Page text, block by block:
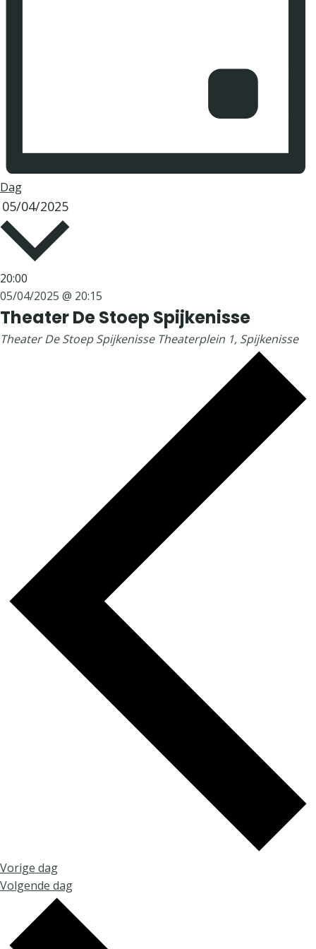
Dag
05/04/2025
20:00
05/04/2025 @ 20:15
Theater De Stoep Spijkenisse
Theater De Stoep Spijkenisse Theaterplein 1, Spijkenisse
Vorige dag
Volgende dag